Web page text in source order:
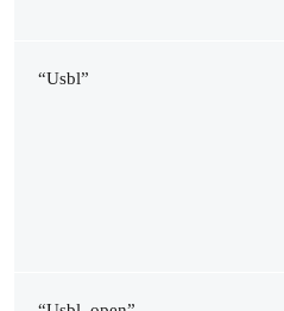
“Usbl”